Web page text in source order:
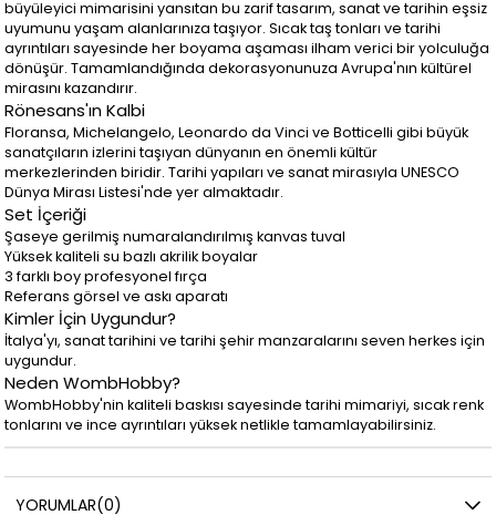
büyüleyici mimarisini yansıtan bu zarif tasarım, sanat ve tarihin eşsiz
uyumunu yaşam alanlarınıza taşıyor. Sıcak taş tonları ve tarihi
ayrıntıları sayesinde her boyama aşaması ilham verici bir yolculuğa
dönüşür. Tamamlandığında dekorasyonunuza Avrupa'nın kültürel
mirasını kazandırır.
Rönesans'ın Kalbi
Floransa, Michelangelo, Leonardo da Vinci ve Botticelli gibi büyük
sanatçıların izlerini taşıyan dünyanın en önemli kültür
merkezlerinden biridir. Tarihi yapıları ve sanat mirasıyla UNESCO
Dünya Mirası Listesi'nde yer almaktadır.
Set İçeriği
Şaseye gerilmiş numaralandırılmış kanvas tuval
Yüksek kaliteli su bazlı akrilik boyalar
3 farklı boy profesyonel fırça
Referans görsel ve askı aparatı
Kimler İçin Uygundur?
İtalya'yı, sanat tarihini ve tarihi şehir manzaralarını seven herkes için
uygundur.
Neden WombHobby?
WombHobby'nin kaliteli baskısı sayesinde tarihi mimariyi, sıcak renk
tonlarını ve ince ayrıntıları yüksek netlikle tamamlayabilirsiniz.
YORUMLAR(0)